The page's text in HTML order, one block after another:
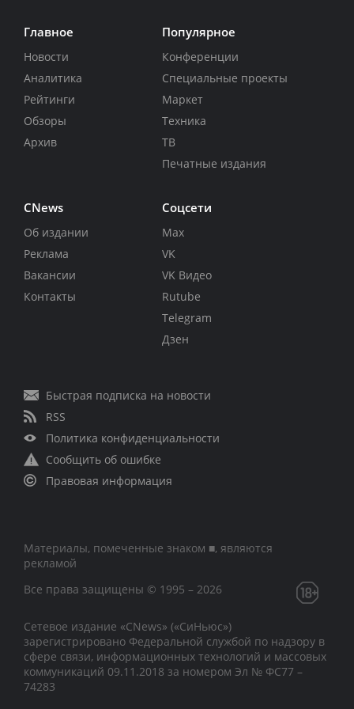
Главное
Новости
Аналитика
Рейтинги
Обзоры
Архив
Популярное
Конференции
Специальные проекты
Маркет
Техника
ТВ
Печатные издания
CNews
Об издании
Реклама
Вакансии
Контакты
Соцсети
Max
VK
VK Видео
Rutube
Telegram
Дзен
Быстрая подписка на новости
RSS
Политика конфиденциальности
Сообщить об ошибке
Правовая информация
Материалы, помеченные знаком ■, являются
рекламой
Все права защищены © 1995 – 2026
Сетевое издание «CNews» («СиНьюс»)
зарегистрировано Федеральной службой по надзору в
сфере связи, информационных технологий и массовых
коммуникаций 09.11.2018 за номером Эл № ФС77 –
74283